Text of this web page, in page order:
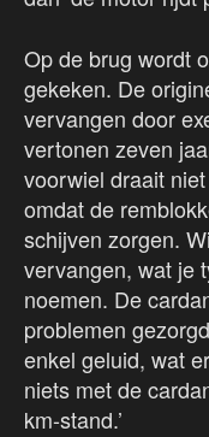
Op de brug wordt
gekeken. De
vervangen door
vertonen zeven
voorwiel draait
omdat de
schijven zorgen.
vervangen, wat je
noemen. De
problemen
enkel geluid, wat
niets met de
km-stand.’